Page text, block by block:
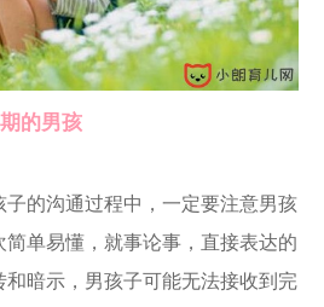
的男孩
子的沟通过程中，一定要注意男孩
单易懂，就事论事，直接表达的
暗示，男孩子可能无法接收到完